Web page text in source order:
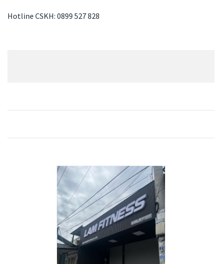
Hotline CSKH: 0899 527 828